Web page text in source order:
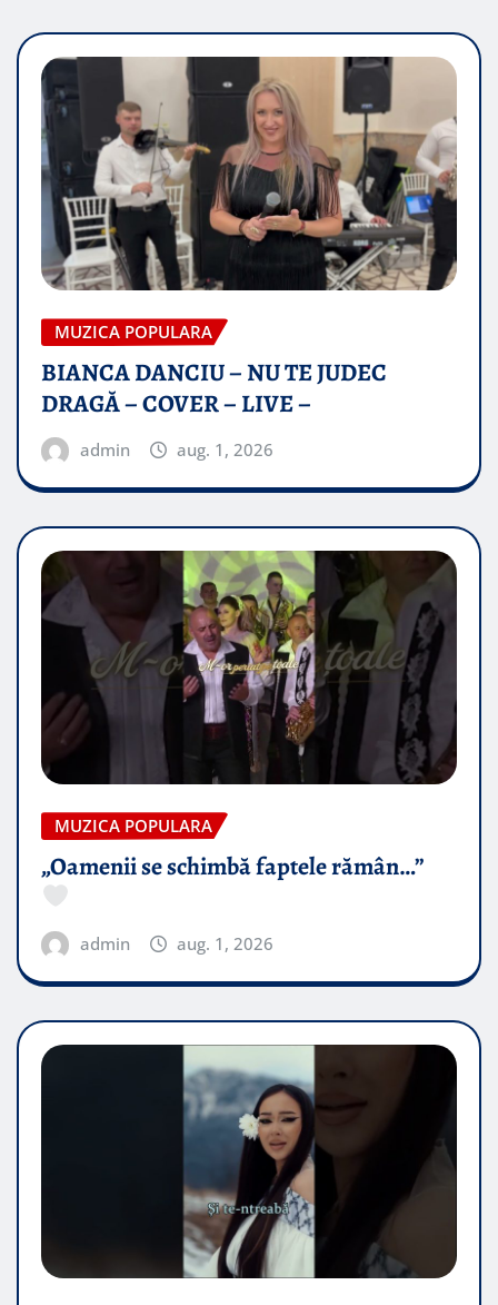
MUZICA POPULARA
BIANCA DANCIU – NU TE JUDEC
DRAGĂ – COVER – LIVE –
admin aug. 1, 2026
MUZICA POPULARA
„Oamenii se schimbă faptele rămân…”
admin aug. 1, 2026